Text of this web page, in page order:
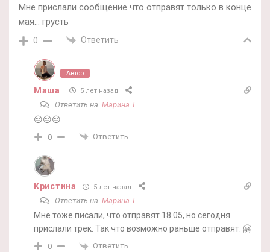
Мне прислали сообщение что отправят только в конце
мая… грусть
0 Ответить
Автор
Маша 5 лет назад
Ответить на Марина Т
😔😔😔
0 Ответить
Кристина 5 лет назад
Ответить на Марина Т
Мне тоже писали, что отправят 18.05, но сегодня
прислали трек. Так что возможно раньше отправят. 🤗
0 Ответить